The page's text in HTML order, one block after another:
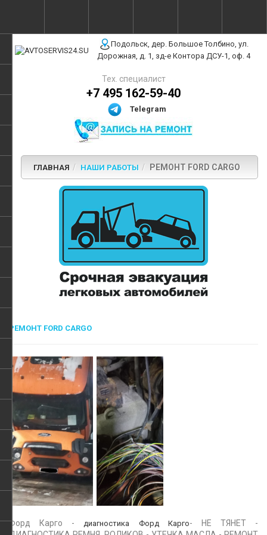
Подольск, дер. Большое Толбино, ул.
Дорожная, д. 1, зд-е Контора ДСУ-1, оф. 4
Тех. специалист
+7 495 162-59-40
Telegram
ГЛАВНАЯ НАШИ РАБОТЫ РЕМОНТ FORD CARGO
РЕМОНТ FORD CARGO
Форд Карго - диагностика Форд Карго- НЕ ТЯНЕТ -